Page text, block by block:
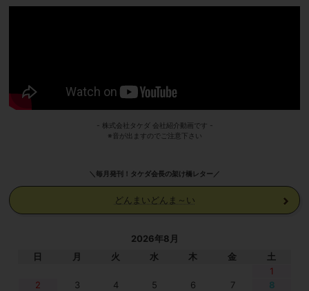
- 株式会社タケダ 会社紹介動画です -
※音が出ますのでご注意下さい
＼毎月発刊！タケダ会長の架け橋レター／
どんまいどんま～い
2026年8月
日
月 火 水 木 金
土
1
2
3 4 5 6 7
8